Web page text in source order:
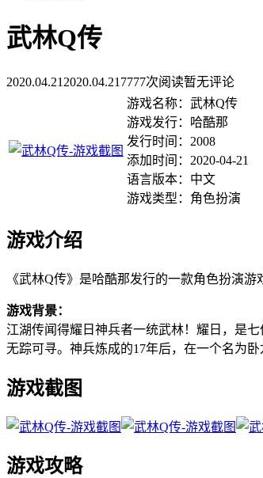
武林Q传
2020.04.21 2020.04.21 7777次阅读暂无评论
游戏名称：武林Q传
游戏发行：哈酷那
发行时间：2008
添加时间：2020-04-21
语言版本：中文
游戏类型：角色扮演
游戏介绍
《武林Q传》是哈酷那发行的一款角色扮演
游戏背景：
江湖传闻得耀日神兵者一统武林！耀日，是
无踪可寻。神兵炼成的17年后，在一个名为卧
游戏截图
游戏攻略